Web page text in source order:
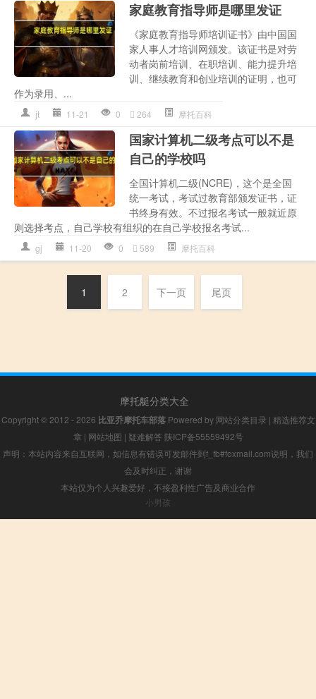
家庭教育指导师是哪里发证
《家庭教育指导师培训证书》由中国国
家人事人才培训网颁发。该证书是对劳
动者岗前培训、在职培训、能力提升培
训、继续教育和创业培训的证明，也可
作为录用、...
jt 11-21 0 264 摩托百科
国家计算机二级考点可以不是
自己的学校吗
全国计算机二级(NCRE)，这个是全国
统一考试，考试过教育部颁发证书，证
书终身有效。不过报名考试一般就近原
则选择考点，自己学校有组织的在自己学校报名考试...
gj 11-20 0 589 摩托百科
1 2 下一页 尾页
摩托艇分类大全
Copyright © 2012 - 2026 比亚乔摩托车部落Powered by 网站分类目录 | 精选推荐文
章 | 网站地图 | 疑难解答 陕ICP备55559492号
声明：本站内容来自互联网，如信息有错误可发邮件到f_fb#foxmail.com说明，我们
会及时纠正，谢谢
本站仅为个人兴趣爱好，不接盈利性广告及商业合作
小男孩